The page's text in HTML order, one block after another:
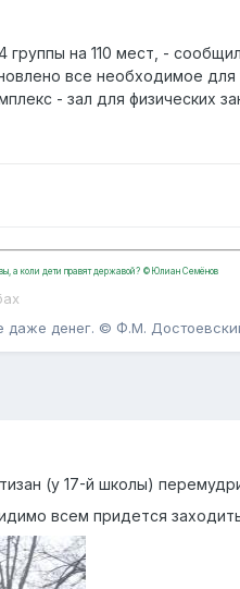
на 110 мест, -
все необходимое
- зал для физических
а коли дети правят державой? ©Юлиан Семёнов
денег. © Ф.М.
(у 17-й школы)
всем придется